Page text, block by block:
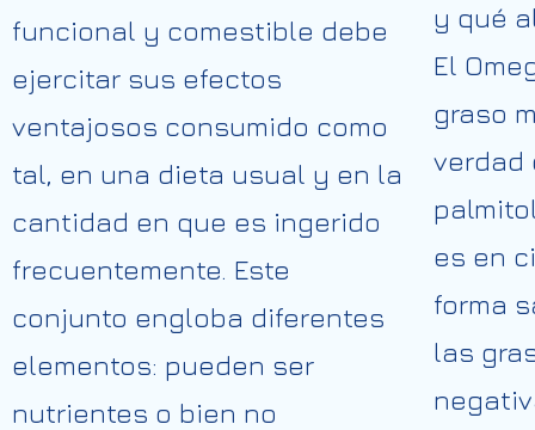
funcional y comestible debe
ejercitar sus efectos
ventajosos consumido como
tal, en una dieta usual y en la
cantidad en que es ingerido
frecuentemente. Este
conjunto engloba diferentes
elementos: pueden ser
nutrientes o bien no
y qué
El
graso
verdad
es en
forma
las